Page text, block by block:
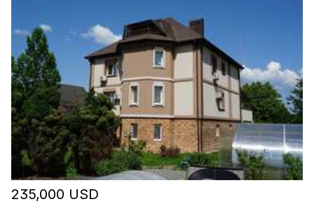
235,000 USD